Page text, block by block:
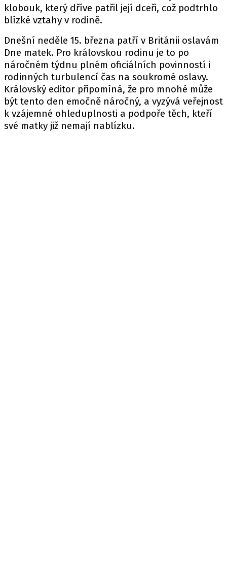
klobouk, který dříve patřil její dceři, což podtrhlo
blízké vztahy v rodině.
Dnešní neděle 15. března patří v Británii oslavám
Dne matek. Pro královskou rodinu je to po
náročném týdnu plném oficiálních povinností i
rodinných turbulencí čas na soukromé oslavy.
Královský editor připomíná, že pro mnohé může
být tento den emočně náročný, a vyzývá veřejnost
k vzájemné ohleduplnosti a podpoře těch, kteří
své matky již nemají nablízku.